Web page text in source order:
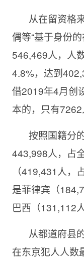
从在留资格
偶等“基于身份
546,469人，人
4.8%，达到
借2019年4月创
本的，只有7262
按照国籍分
443,998人，占
（419,431人，
是菲律宾（
巴西（131,112
从都道府县
在东京犯人人数